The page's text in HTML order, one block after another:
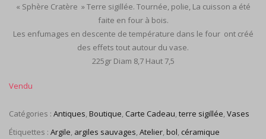
« Sphère Cratère » Terre sigillée. Tournée, polie, La cuisson a été
faite en four à bois.
Les enfumages en descente de température dans le four ont créé
des effets tout autour du vase.
225gr Diam 8,7 Haut 7,5
Catégories : Antiques,Boutique, Carte Cadeau,terre sigillée,Vases
Étiquettes : Argile, argiles sauvages,Atelier,bol, céramique